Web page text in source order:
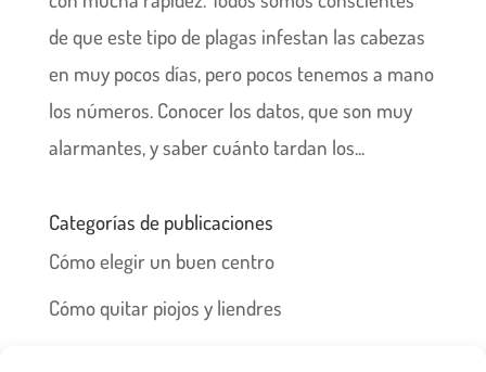
de que este tipo de plagas infestan las cabezas
en muy pocos días, pero pocos tenemos a mano
los números. Conocer los datos, que son muy
alarmantes, y saber cuánto tardan los...
Categorías de publicaciones
Cómo elegir un buen centro
Cómo quitar piojos y liendres